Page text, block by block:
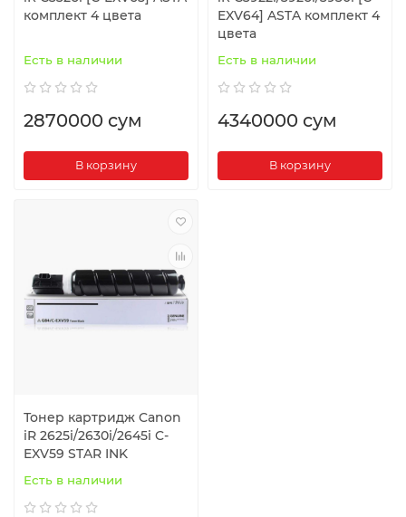
комплект 4 цвета
Есть в наличии
2870000 сум
В корзину
EXV64] ASTA комплект 4
цвета
Есть в наличии
4340000 сум
В корзину
Тонер картридж Canon
iR 2625i/2630i/2645i C-
EXV59 STAR INK
Есть в наличии